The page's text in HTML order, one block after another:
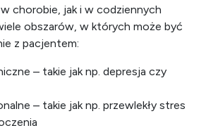
chorobie, jak i w codziennych
obszarów, w których może być
z pacjentem:
– takie jak np. depresja czy
– takie jak np. przewlekły stres